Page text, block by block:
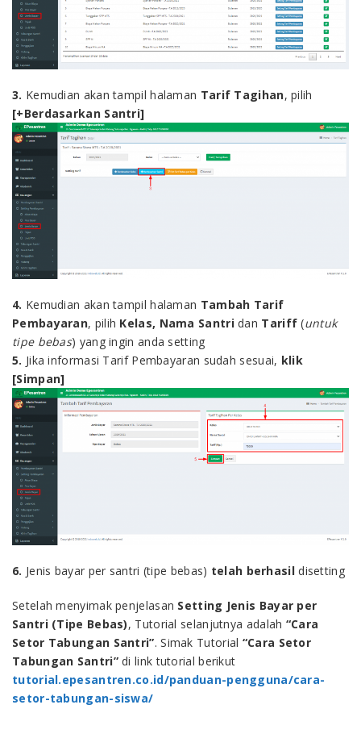
3. Kemudian akan tampil halaman Tarif Tagihan, pilih
[+Berdasarkan Santri]
4. Kemudian akan tampil halaman Tambah Tarif
Pembayaran, pilih Kelas, Nama Santridan Tariff (untuk
tipe bebas) yang ingin anda setting
5. Jika informasi Tarif Pembayaran sudah sesuai, klik
[Simpan]
6. Jenis bayar per santri (tipe bebas) telah berhasildisetting
Setelah menyimak penjelasan Setting Jenis Bayar per
Santri (Tipe Bebas), Tutorial selanjutnya adalah “Cara
Setor Tabungan Santri”. Simak Tutorial “Cara Setor
Tabungan Santri”di link tutorial berikut
tutorial.epesantren.co.id/panduan-pengguna/cara-
setor-tabungan-siswa/